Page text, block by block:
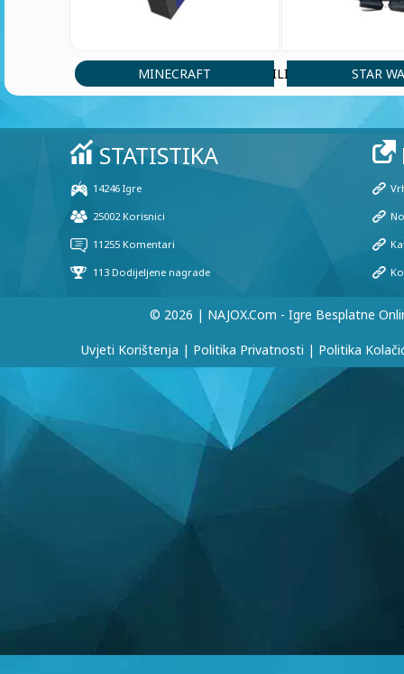
MINECRAFT ILI STAR
© 2026 | NAJOX.com - Igre Besplatne
Uvjeti Korištenja | Politika Privatnosti | Politika